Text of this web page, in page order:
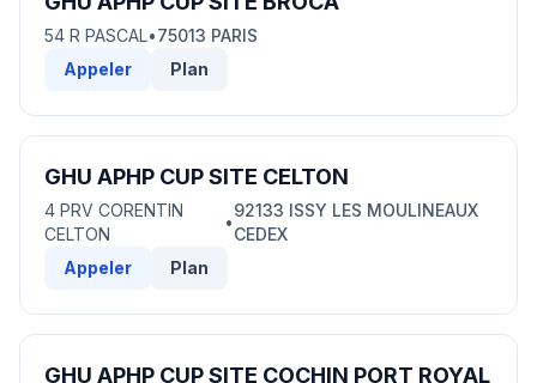
54 R PASCAL•75013 PARIS
Appeler
Plan
GHU APHP CUP SITE CELTON
4 PRV CORENTIN
CELTON
•
92133 ISSY LES MOULINEAUX
CEDEX
Appeler
Plan
GHU APHP CUP SITE COCHIN PORT ROYAL